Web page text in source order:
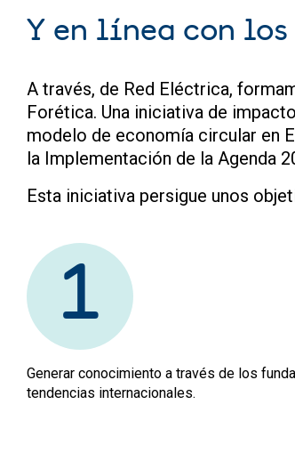
Y en línea con
A través, de Red Eléctrica,
Forética. Una iniciativa de
modelo de economía circular en
la Implementación de la Agenda
Esta iniciativa persigue unos
1
Generar conocimiento a través de los
tendencias internacionales.